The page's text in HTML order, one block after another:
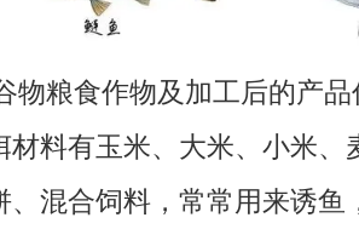
物粮食作物及加工后的产
材料有玉米、大米、小米、
、混合饲料，常常用来诱鱼